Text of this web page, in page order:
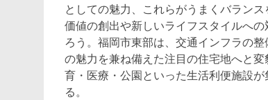
としての魅力、これらがうまくバラン
価値の創出や新しいライフスタイルへ
ろう。福岡市東部は、交通インフラの
の魅力を兼ね備えた注目の住宅地へと
育・医療・公園といった生活利便施設
る。